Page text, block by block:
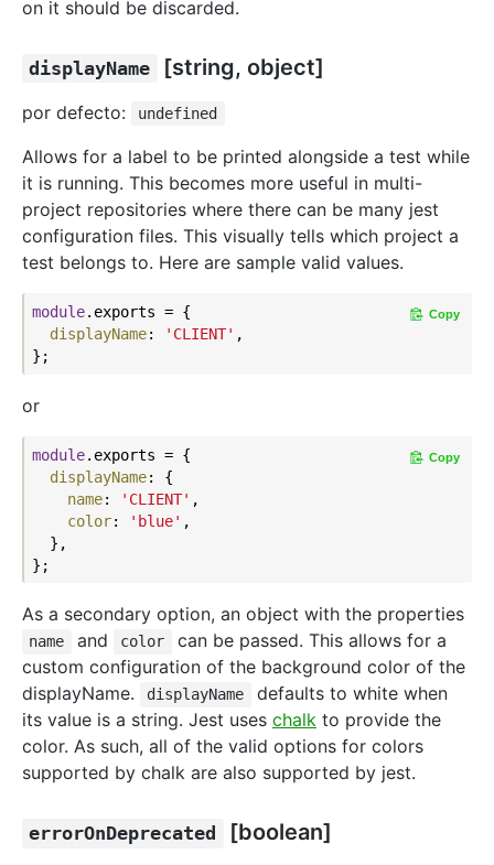
on it should be discarded.
displayName [string, object]
por defecto: undefined
Allows for a label to be printed alongside a test while
it is running. This becomes more useful in multi-
project repositories where there can be many jest
configuration files. This visually tells which project a
test belongs to. Here are sample valid values.
module.exports = {
displayName: 'CLIENT' ,
Copy
or
module.exports = {
displayName: {
name: 'CLIENT' ,
color: 'blue' ,
  },
Copy
As a secondary option, an object with the properties
name and color
can be passed. This allows for a
custom configuration of the background color of the
displayName.
displayName
defaults to white when
its value is a string. Jest uses chalk to provide the
color. As such, all of the valid options for colors
supported by chalk are also supported by jest.
errorOnDeprecated [boolean]